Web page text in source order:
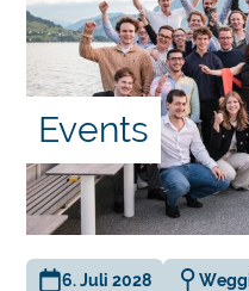
Events
6. Juli 2028